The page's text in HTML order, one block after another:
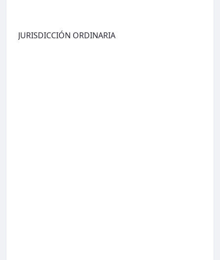
JURISDICCIÓN ORDINARIA